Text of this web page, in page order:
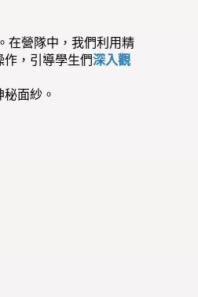
在營隊中，我們利用精
， 引導學生們深入觀
面紗。